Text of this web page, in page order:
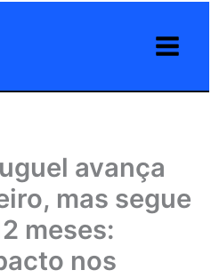
avança
mas segue
meses:
nos